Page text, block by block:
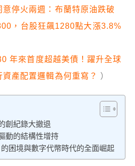
意停火兩週：布蘭特原油跌破
，台股狂飆1280點大漲3.8%
年來首度超越美債！躍升全球
產配置邏輯為何重寫？
）
創紀錄大撤退​
動的結構性增持
困境與數字代幣時代的全面崛起